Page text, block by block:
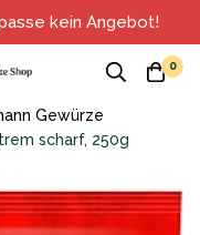
kein Angebot!
0
Gewürze
scharf, 250g